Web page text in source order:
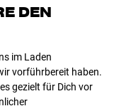
cm (breite x höhe x
0
DEN
im Laden
vorführbereit haben.
gezielt für Dich vor